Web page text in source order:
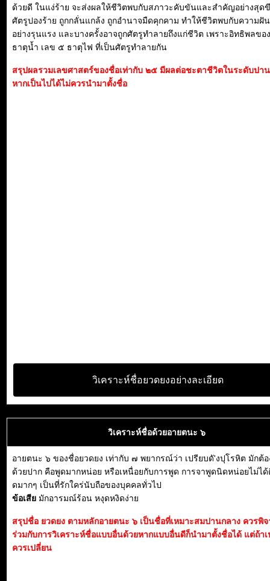
ด้วยดี ในแง่ร้าย จะส่งผลให้ชีวิตพบกับสภาวะคับขันและสำคัญอย่างสุด
ศัตรูปองร้าย ถูกกลั่นแกล้ง ถูกอำนาจมืดคุกคาม ทำให้ชีวิตพบกับความฝั
อย่างรุนแรง และบางครั้งอาจถูกศัตรูทำลายถึงแก่ชีวิต เพราะอิทธิพลขอ
ธาตุน้ำ เลข ๕ ธาตุไฟ ที่เป็นศัตรูทำลายกัน
สรุปผลรวมเลขศาสตร์ของชื่อเท่ากับ ๒๕ มีผลต่อชะตาชีวิตในระดับปา
หากเป็นไปได้ไม่ควรนำมาตั้งชื่อ
วิเคราะห์ชื่อยวดยงอย่างละเอียด
วิเคราะห์ชื่อด้วยอายตนะ ๖
อายตนะ ๖ ของชื่อยวดยง เท่ากับ ๗ พยากรณ์ว่า เปรียบดั'งปุโรหิต มักต้
ด้วยปาก คือพูดมากหน่อย หรือเหนื่อยกับการพูด การจาพูดนิดหน่อยไม่ไ
ดมากๆ เป็นที่รักใคร่นับถือของบุคคลทั่วไป
ข้อเสีย มักอารมณ์ร้อน หงุดหงิดง่าย
สรุปชื่อ ยวดยง ตามหลักอายตนะ ๖ เป็นชื่อที่เหมาะสมปานกลาง ควรพิ
ร่วมกับการวิเคราะห์ชื่อแบบอื่นด้วยหากแบบอื่นดีก็นำมาตั้งชื่อได้ แต่ถ้า
ควรเปลี่ยน